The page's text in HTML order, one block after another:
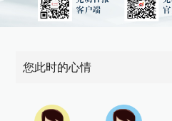
您此时的心情